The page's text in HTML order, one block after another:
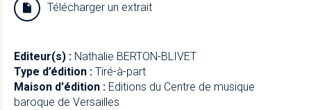
Télécharger un extrait
Editeur(s) : Nathalie BERTON-BLIVET
Type d’édition : Tiré-à-part
Maison d'édition : Editions du Centre de musique
baroque de Versailles